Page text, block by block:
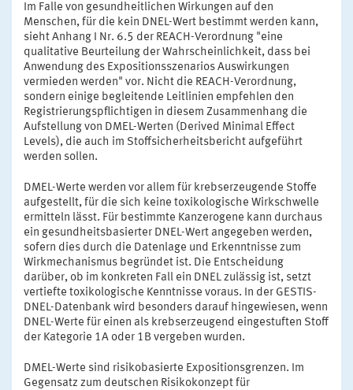
Im Falle von gesundheitlichen Wirkungen auf den
Menschen, für die kein DNEL-Wert bestimmt werden kann,
sieht Anhang I Nr. 6.5 der REACH-Verordnung "eine
qualitative Beurteilung der Wahrscheinlichkeit, dass bei
Anwendung des Expositionsszenarios Auswirkungen
vermieden werden" vor. Nicht die REACH-Verordnung,
sondern einige begleitende Leitlinien empfehlen den
Registrierungspflichtigen in diesem Zusammenhang die
Aufstellung von DMEL-Werten (Derived Minimal Effect
Levels), die auch im Stoffsicherheitsbericht aufgeführt
werden sollen.
DMEL-Werte werden vor allem für krebserzeugende Stoffe
aufgestellt, für die sich keine toxikologische Wirkschwelle
ermitteln lässt. Für bestimmte Kanzerogene kann durchaus
ein gesundheitsbasierter DNEL-Wert angegeben werden,
sofern dies durch die Datenlage und Erkenntnisse zum
Wirkmechanismus begründet ist. Die Entscheidung
darüber, ob im konkreten Fall ein DNEL zulässig ist, setzt
vertiefte toxikologische Kenntnisse voraus. In der GESTIS-
DNEL-Datenbank wird besonders darauf hingewiesen, wenn
DNEL-Werte für einen als krebserzeugend eingestuften Stoff
der Kategorie 1A oder 1B vergeben wurden.
DMEL-Werte sind risikobasierte Expositionsgrenzen. Im
Gegensatz zum deutschen Risikokonzept für